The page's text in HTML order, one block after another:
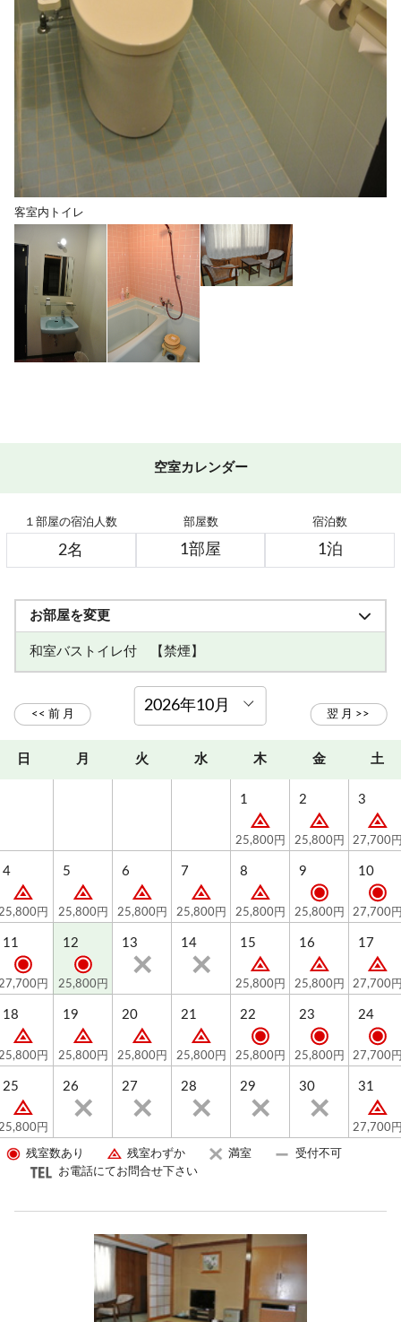
客室内トイレ
空室カレンダー
１部屋の宿泊人数 部屋数 宿泊数
お部屋を変更
和室バストイレ付 【禁煙】
日 月 火 水 木 金 土
1
25,800円
2
25,800円
3
27,700
4
円
5
25,800円
6
25,800円
7
25,800円
8
25,800円
9
25,800円
10
27,700
11
円
12
25,800円
13 14 15
25,800円
16
25,800円
17
27,700
18
円
19
25,800円
20
25,800円
21
25,800円
22
25,800円
23
25,800円
24
27,700
25
円
26 27 28 29 30 31
27,700
残室数あり 残室わずか 満室
受付不可
お電話にてお問合せ下さい